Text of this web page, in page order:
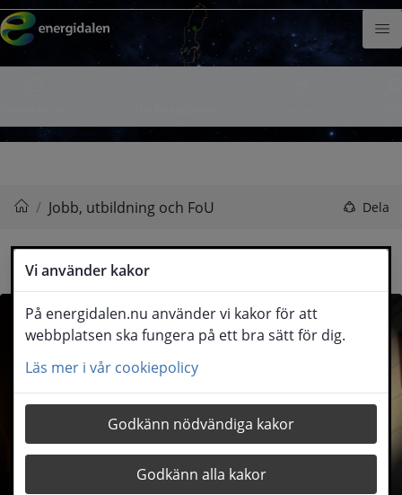
Hoppa till innehåll
/ Jobb, utbildning och FoU Dela
Vi använder kakor
På energidalen.nu använder vi kakor för att
webbplatsen ska fungera på ett bra sätt för dig.
Läs mer i vår cookiepolicy
Godkänn nödvändiga kakor
Godkänn alla kakor